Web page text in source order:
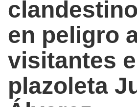
en peligro
visitantes
plazoleta